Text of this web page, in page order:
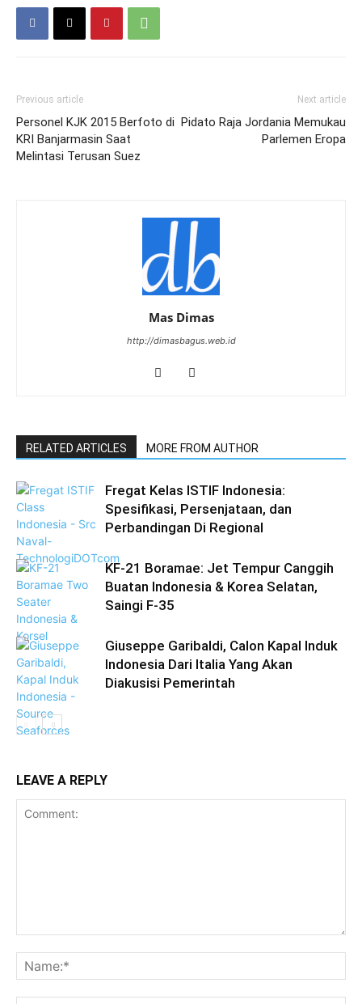
Previous article
Personel KJK 2015 Berfoto di
KRI Banjarmasin Saat
Melintasi Terusan Suez
Next article
Pidato Raja Jordania Memukau
Parlemen Eropa
Mas Dimas
http://dimasbagus.web.id
RELATED ARTICLES MORE FROM AUTHOR
Fregat Kelas ISTIF Indonesia:
Spesifikasi, Persenjataan, dan
Perbandingan Di Regional
KF-21 Boramae: Jet Tempur Canggih
Buatan Indonesia & Korea Selatan,
Saingi F-35
Giuseppe Garibaldi, Calon Kapal Induk
Indonesia Dari Italia Yang Akan
Diakusisi Pemerintah
LEAVE A REPLY